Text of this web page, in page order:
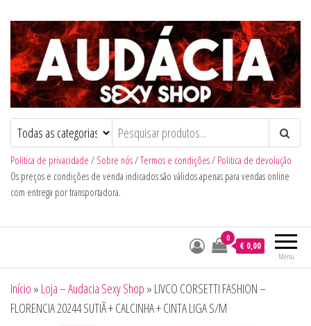
Audacia Sexy Shop
Politica de privacidade / Sobre nós/Termos e condições/ Politica de devolução
Os preços e condições de venda indicados são válidos apenas para vendas online
com entrega por transportadora.
Menu
0
€ 0,00
Início » Loja – Audacia Sexy Shop » LIVCO CORSETTI FASHION –
FLORENCIA 20244 SUTIÃ + CALCINHA + CINTA LIGA S/M